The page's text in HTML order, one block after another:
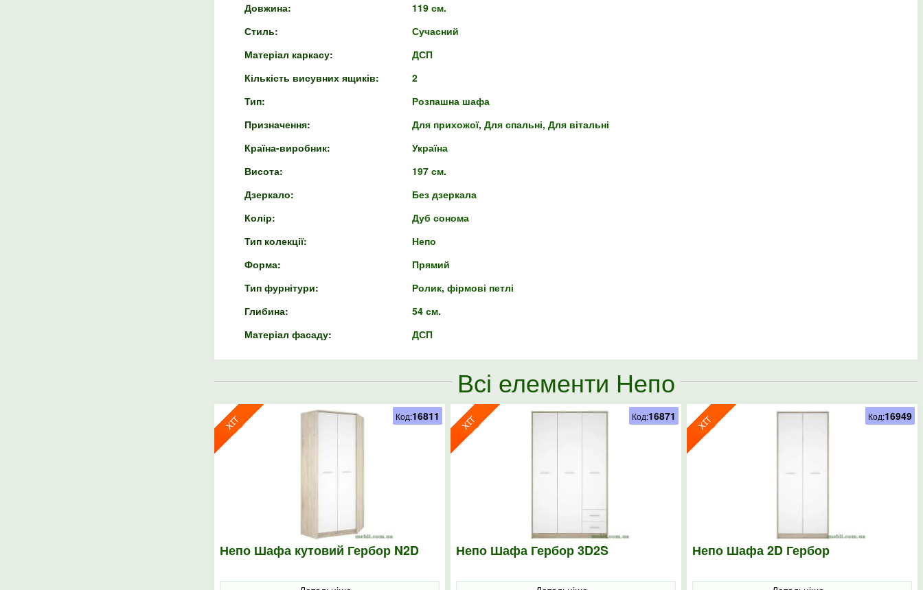
Довжина:
119 см.
Стиль:
Сучасний
Матеріал каркасу:
ДСП
Кількість висувних ящиків:
2
Тип:
Розпашна шафа
Призначення:
Для прихожої, Для спальні, Для вітальні
Країна-виробник:
Україна
Висота:
197 см.
Дзеркало:
Без дзеркала
Колір:
Дуб сонома
Тип колекції:
Непо
Форма:
Прямий
Тип фурнітури:
Ролик, фірмові петлі
Глибина:
54 см.
Матеріал фасаду:
ДСП
Всі елементи Непо
Непо Шафа кутовий Гербор N2D
Код:16811
Непо Шафа Гербор 3D2S
Код:16871
Непо Шафа 2D Гербор
Код:16949